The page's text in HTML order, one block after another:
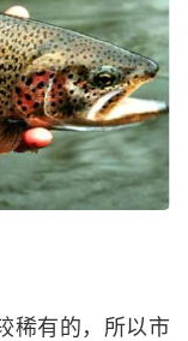
稀有的，所以市